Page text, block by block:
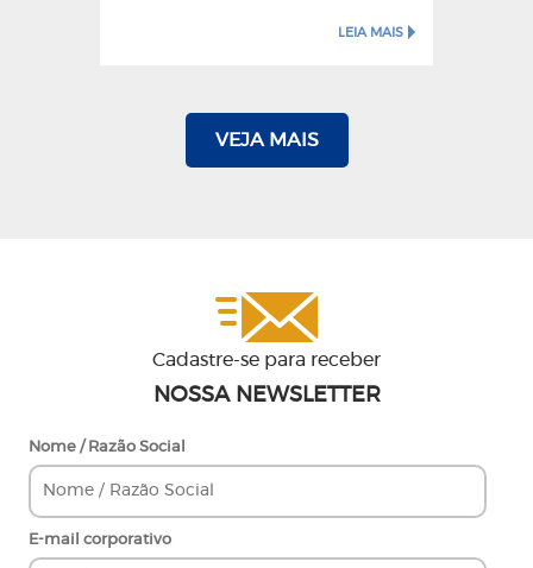
LEIA MAIS
VEJA MAIS
Cadastre-se para receber
NOSSA NEWSLETTER
Nome / Razão Social
E-mail corporativo